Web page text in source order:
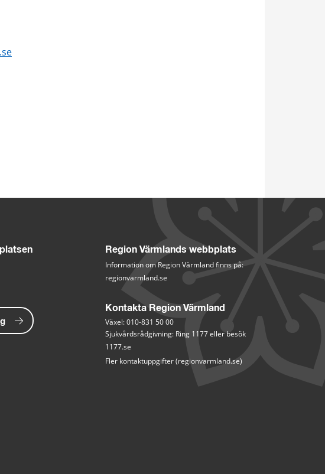
Region Värmlands webbplats
Information om Region Värmland finns på:
regionvarmland.se
Kontakta Region Värmland
Växel: 010-831 50 00
Sjukvårdsrådgivning: Ring 1177 eller besök
1177.se
Fler kontaktuppgifter (regionvarmland.se)